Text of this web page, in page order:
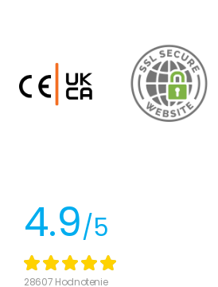
4.9/5
28607 Hodnotenie